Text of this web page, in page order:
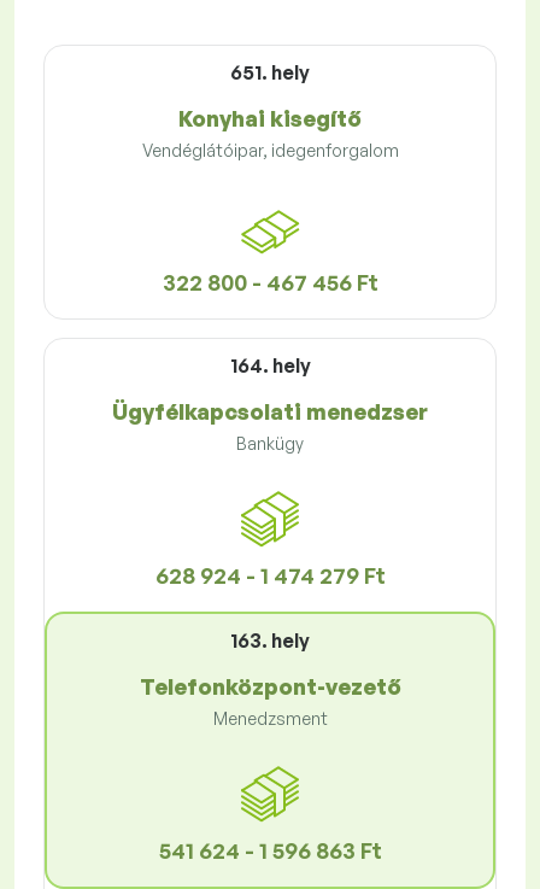
651. hely
Konyhai kisegítő
Vendéglátóipar, idegenforgalom
322 800 - 467 456 Ft
164. hely
Ügyfélkapcsolati menedzser
Bankügy
628 924 - 1 474 279 Ft
163. hely
Telefonközpont-vezető
Menedzsment
541 624 - 1 596 863 Ft